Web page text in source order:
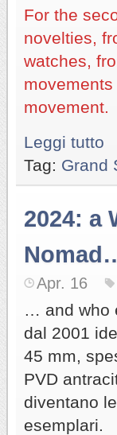
For the
novelties,
watches,
movement.
Leggi tutto
Tag: Grand
2024: a
Apr. 16
… and who
dal 2001
45 mm,
PVD
diventano
esemplari.